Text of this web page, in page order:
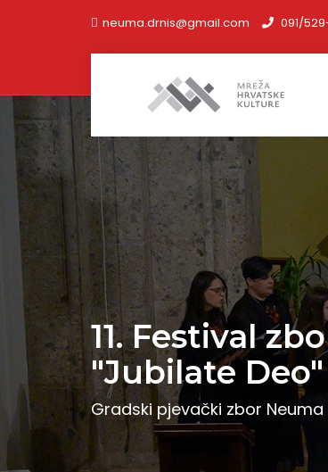
neuma.drnis@gmail.com 091/
11. Festival
"Jubilate
Gradski pjevački zbor Neuma